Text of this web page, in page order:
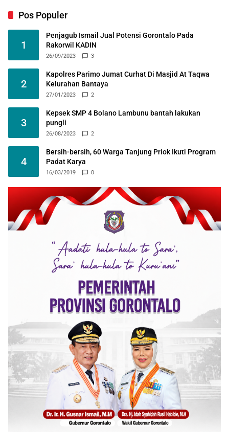
Pos Populer
1
Penjagub Ismail Jual Potensi Gorontalo Pada
Rakorwil KADIN
26/09/2023 3
2
Kapolres Parimo Jumat Curhat Di Masjid At Taqwa
Kelurahan Bantaya
27/01/2023 2
3
Kepsek SMP 4 Bolano Lambunu bantah lakukan
pungli
26/08/2023 2
4
Bersih-bersih, 60 Warga Tanjung Priok Ikuti Program
Padat Karya
16/03/2019 0